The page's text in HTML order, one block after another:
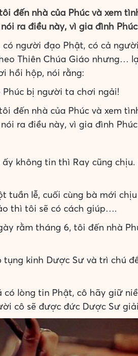
đến nhà của Phúc và xem
ra điều này, vì gia đình
người đạo Phật, có cả
Thiên Chúa Giáo nhưng…
hồi hộp, nói rằng:
bị người ta chơi ngải!
đến nhà của Phúc và xem
ra điều này, vì gia đình
không tin thì Ray cũng
tuần lễ, cuối cùng bà mới
thì tôi sẽ có cách giúp….
rằm tháng 6, tôi đến nhà
kinh Dược Sư và trì chú
có lòng tin Phật, cô hãy giữ
cô sẽ được đức Dược Sư